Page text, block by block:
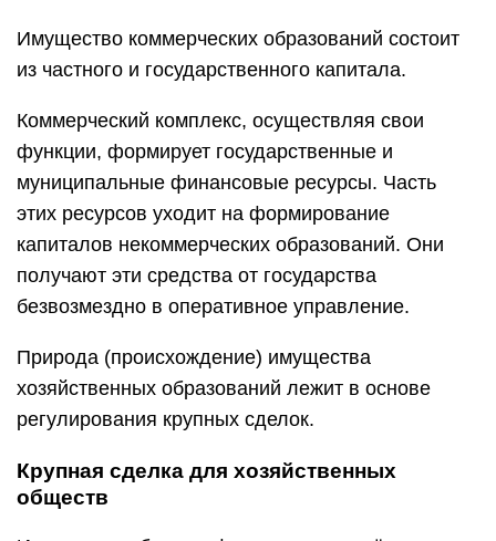
Имущество коммерческих образований состоит
из частного и государственного капитала.
Коммерческий комплекс, осуществляя свои
функции, формирует государственные и
муниципальные финансовые ресурсы. Часть
этих ресурсов уходит на формирование
капиталов некоммерческих образований. Они
получают эти средства от государства
безвозмездно в оперативное управление.
Природа (происхождение) имущества
хозяйственных образований лежит в основе
регулирования крупных сделок.
Крупная сделка для хозяйственных
обществ